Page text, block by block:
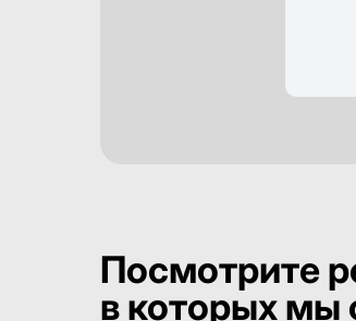
Посмотрите
в которых мы